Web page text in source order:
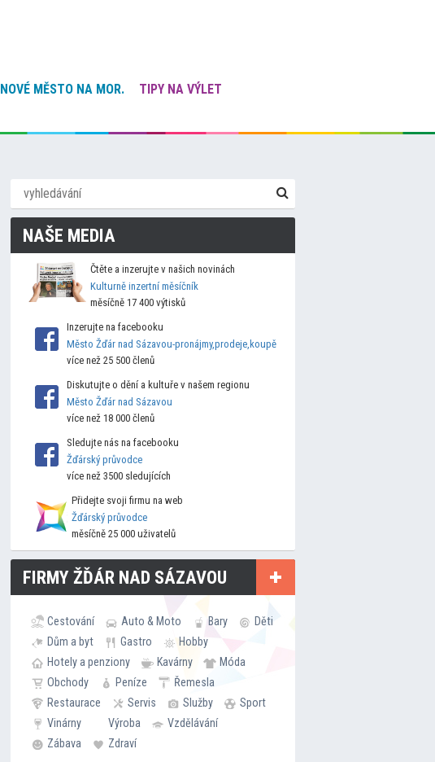
NOVÉ MĚSTO NA MOR.
TIPY NA VÝLET
NAŠE MEDIA
Čtěte a inzerujte v našich novinách
Kulturně inzertní měsíčník
měsíčně 17 400 výtisků
Inzerujte na facebooku
Město Žďár nad Sázavou-pronájmy,prodeje,koupě
více než 25 500 členů
Diskutujte o dění a kultuře v našem regionu
Město Žďár nad Sázavou
více než 18 000 členů
Sledujte nás na facebooku
Žďárský průvodce
více než 3500 sledujících
Přidejte svoji firmu na web
Žďárský průvodce
měsíčně 25 000 uživatelů
FIRMY ŽĎÁR NAD SÁZAVOU
Cestování Auto & Moto Bary
Děti
Dům a byt
Gastro
Hobby
Hotely a penziony
Kavárny
Móda
Obchody
Peníze
Řemesla
Restaurace
Servis Služby
Sport
Vinárny
Výroba
Vzdělávání
Zábava
Zdraví